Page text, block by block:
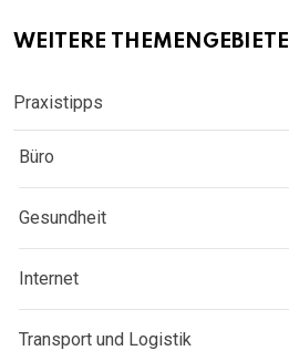
WEITERE THEMENGEBIETE
Praxistipps
Büro
Gesundheit
Internet
Transport und Logistik